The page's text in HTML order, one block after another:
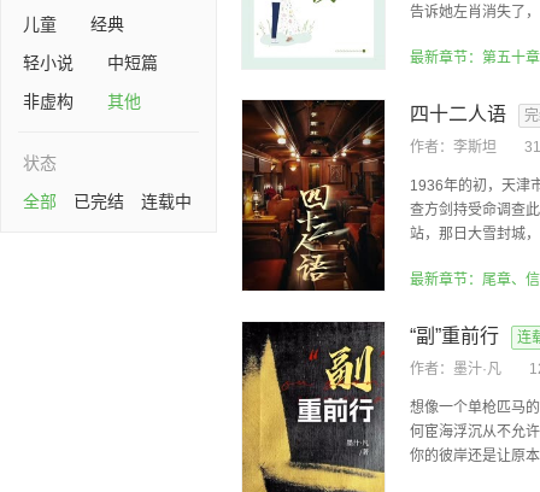
儿童
经典
轻小说
中短篇
非虚构
其他
状态
全部
已完结 连载中
告诉她左肖消失了
最新章节：第五十
四十二人语
作者： 李斯坦
1936年的初，天津
查方剑持受命调查
站，那日大雪封城
最新章节：尾章、信
“副”重前行
连
作者： 墨汁·凡
想像一个单枪匹马
何宦海浮沉从不允
你的彼岸还是让原